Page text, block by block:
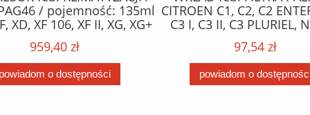
/ pojemność: 135ml
XD, XF 106, XF II, XG, XG+
959,40 zł
powiadom o dostępności
CITROEN C1, C2, C2
C3 I, C3 II, C3 PLURIEL,
XSARA; FORD FIESTA V,
FUSION; MAZDA 2;
1007, 107, 206, 206+,
BIPPER 1.4D 09.01-
97,54 zł
powiadom o